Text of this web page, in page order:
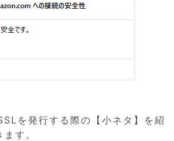
を発行する際の【小ネタ】を紹
す。